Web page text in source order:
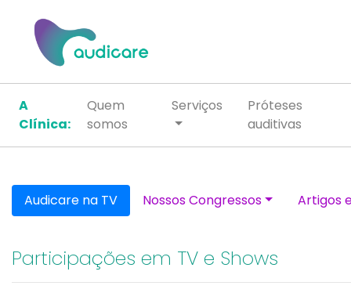
A
Clínica:
Quem
somos
Serviços
Próteses
auditivas
Audicare na TV Nossos Congressos Artigos
Participações em TV e Shows